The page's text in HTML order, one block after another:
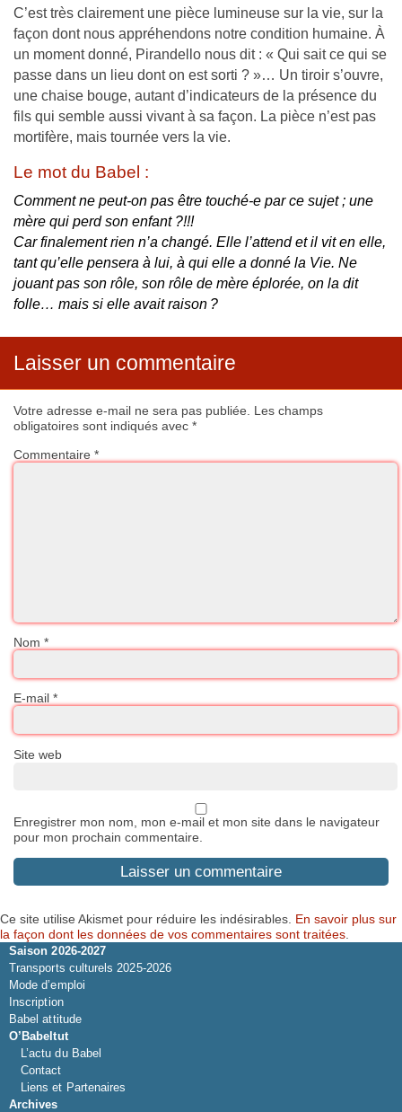
C’est très clairement une pièce lumineuse sur la vie, sur la
façon dont nous appréhendons notre condition humaine. À
un moment donné, Pirandello nous dit : « Qui sait ce qui se
passe dans un lieu dont on est sorti ? »… Un tiroir s’ouvre,
une chaise bouge, autant d’indicateurs de la présence du
fils qui semble aussi vivant à sa façon. La pièce n’est pas
mortifère, mais tournée vers la vie.
Le mot du Babel :
Comment ne peut-on pas être touché-e par ce sujet ; une
mère qui perd son enfant ?!!!
Car finalement rien n’a changé. Elle l’attend et il vit en elle,
tant qu’elle pensera à lui, à qui elle a donné la Vie. Ne
jouant pas son rôle, son rôle de mère éplorée, on la dit
folle… mais si elle avait raison ?
Laisser un commentaire
Votre adresse e-mail ne sera pas publiée. Les champs
obligatoires sont indiqués avec *
Commentaire *
Nom *
E-mail *
Site web
Enregistrer mon nom, mon e-mail et mon site dans le navigateur
pour mon prochain commentaire.
Ce site utilise Akismet pour réduire les indésirables. En savoir plus sur
la façon dont les données de vos commentaires sont traitées.
Saison 2026-2027
Transports culturels 2025-2026
Mode d’emploi
Inscription
Babel attitude
O’Babeltut
L’actu du Babel
Contact
Liens et Partenaires
Archives